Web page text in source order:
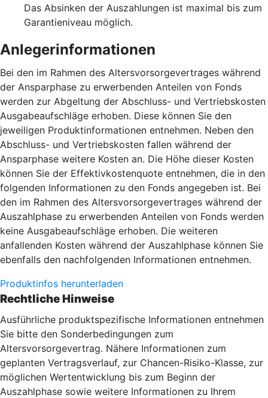
Das Absinken der Auszahlungen ist maximal bis zum
Garantieniveau möglich.
Anlegerinformationen
Bei den im Rahmen des Altersvorsorgevertrages während
der Ansparphase zu erwerbenden Anteilen von Fonds
werden zur Abgeltung der Abschluss- und Vertriebskosten
Ausgabeaufschläge erhoben. Diese können Sie den
jeweiligen Produktinformationen entnehmen. Neben den
Abschluss- und Vertriebskosten fallen während der
Ansparphase weitere Kosten an. Die Höhe dieser Kosten
können Sie der Effektivkostenquote entnehmen, die in den
folgenden Informationen zu den Fonds angegeben ist. Bei
den im Rahmen des Altersvorsorgevertrages während der
Auszahlphase zu erwerbenden Anteilen von Fonds werden
keine Ausgabeaufschläge erhoben. Die weiteren
anfallenden Kosten während der Auszahlphase können Sie
ebenfalls den nachfolgenden Informationen entnehmen.
Produktinfos herunterladen
Rechtliche Hinweise
Ausführliche produktspezifische Informationen entnehmen
Sie bitte den Sonderbedingungen zum
Altersvorsorgevertrag. Nähere Informationen zum
geplanten Vertragsverlauf, zur Chancen-Risiko-Klasse, zur
möglichen Wertentwicklung bis zum Beginn der
Auszahlphase sowie weitere Informationen zu Ihrem